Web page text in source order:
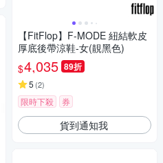
【FitFlop】F-MODE 紐結軟皮
厚底後帶涼鞋-女(靚黑色)
$4,035 89折
5 (2)
限時下殺 券
貨到通知我